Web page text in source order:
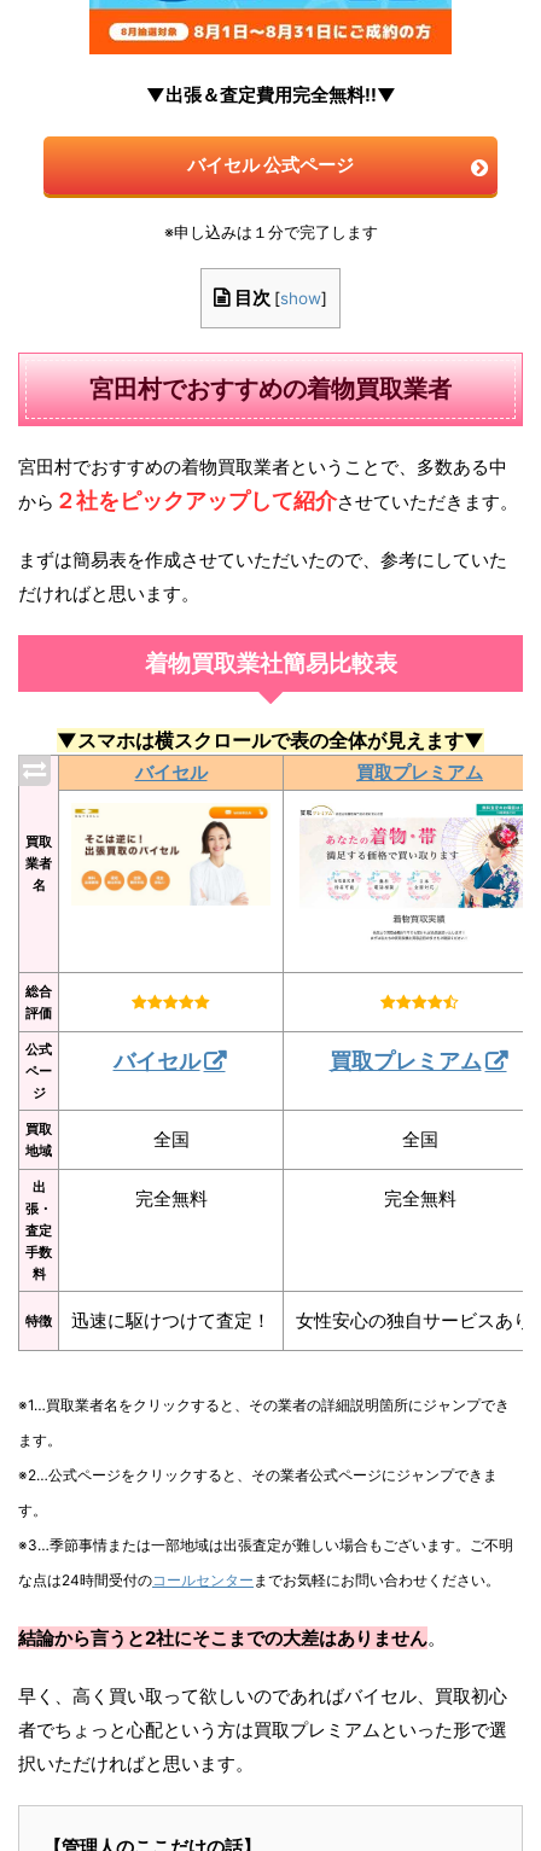
▼出張＆査定費用完全無料!!▼
バイセル 公式ページ
※申し込みは１分で完了します
目次 [show]
宮田村でおすすめの着物買取業者
宮田村でおすすめの着物買取業者ということで、多数ある中
から ２社をピックアップして紹介させていただきます。
まずは簡易表を作成させていただいたので、参考にしていた
だければと思います。
着物買取業社簡易比較表
▼スマホは横スクロールで表の全体が見えます▼
買取
業者
名
バイセル 買取プレミアム
総合
評価
公式
ペー
ジ
バイセル 買取プレミアム
買取
地域
全国 全国
出
張・
査定
手数
料
完全無料 完全無料
特徴 迅速に駆けつけて査定！ 女性安心の独自サービスあり
※1…買取業者名をクリックすると、その業者の詳細説明箇所にジャンプでき
ます。
※2…公式ページをクリックすると、その業者公式ページにジャンプできま
す。
※3…季節事情または一部地域は出張査定が難しい場合もございます。ご不明
な点は24時間受付のコールセンター までお気軽にお問い合わせください。
結論から言うと2社にそこまでの大差はありません。
早く、高く買い取って欲しいのであればバイセル、買取初心
者でちょっと心配という方は買取プレミアムといった形で選
択いただければと思います。
【管理人のここだけの話】